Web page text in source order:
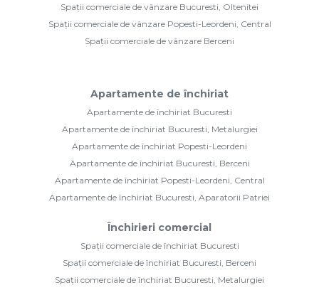
Spații comerciale de vânzare Bucuresti, Oltenitei
Spații comerciale de vânzare Popesti-Leordeni, Central
Spații comerciale de vânzare Berceni
Apartamente de închiriat
Apartamente de închiriat Bucuresti
Apartamente de închiriat Bucuresti, Metalurgiei
Apartamente de închiriat Popesti-Leordeni
Apartamente de închiriat Bucuresti, Berceni
Apartamente de închiriat Popesti-Leordeni, Central
Apartamente de închiriat Bucuresti, Aparatorii Patriei
Închirieri comercial
Spații comerciale de închiriat Bucuresti
Spații comerciale de închiriat Bucuresti, Berceni
Spații comerciale de închiriat Bucuresti, Metalurgiei